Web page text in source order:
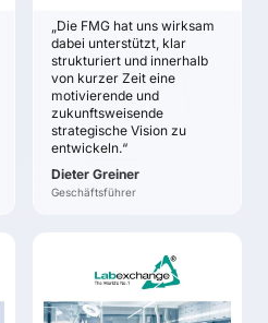
„Die FMG hat uns wirksam
dabei unterstützt, klar
strukturiert und innerhalb
von kurzer Zeit eine
motivierende und
zukunftsweisende
strategische Vision zu
entwickeln.“
Dieter Greiner
Geschäftsführer
Um die zukünftigen
Veränderungen im
Marktumfeld besser zu
verstehen, wurde ein
Zukunfts-Radar
durchgeführt und
potenzielle
die Zukunft rudimentär
Milieus wurden zudem
die Veränderungen
hinsichtlich der
LABEXCHANGE
Dr. Wolfgang und
Maximilian Kuster